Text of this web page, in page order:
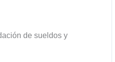
de sueldos y